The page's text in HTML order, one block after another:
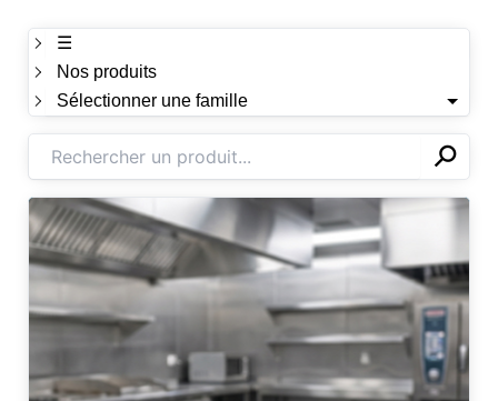
☰
Nos produits
Sélectionner une famille
✕⚲